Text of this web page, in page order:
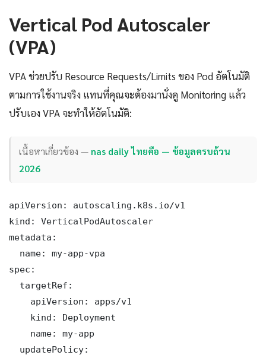
Vertical Pod Autoscaler
(VPA)
VPA ช่วยปรับ Resource Requests/Limits ของ Pod อัตโนมัติ
ตามการใช้งานจริง แทนที่คุณจะต้องมานั่งดู Monitoring แล้ว
ปรับเอง VPA จะทำให้อัตโนมัติ:
เนื้อหาเกี่ยวข้อง — nas daily ไทยคือ — ข้อมูลครบถ้วน
2026
apiVersion: autoscaling.k8s.io/v1
kind: VerticalPodAutoscaler
metadata:
  name: my-app-vpa
spec:
  targetRef:
    apiVersion: apps/v1
    kind: Deployment
    name: my-app
  updatePolicy: